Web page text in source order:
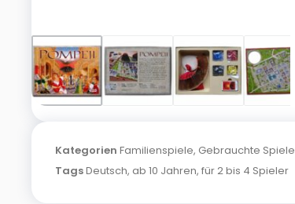
Kategorien Familienspiele, Gebrauchte Spiele
TagsDeutsch, ab 10 Jahren, für 2 bis 4 Spieler